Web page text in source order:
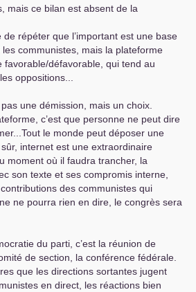
mais ce bilan est absent de la
répéter que l’important est une base
communistes, mais la plateforme
favorable/défavorable, qui tend au
oppositions...
une démission, mais un choix.
c’est que personne ne peut dire
le monde peut déposer une
internet est une extraordinaire
moment où il faudra trancher, la
son texte et ses compromis interne,
des communistes qui
ne pourra rien en dire, le congrès sera
du parti, c’est la réunion de
de section, la conférence fédérale.
que les directions sortantes jugent
en direct, les réactions bien